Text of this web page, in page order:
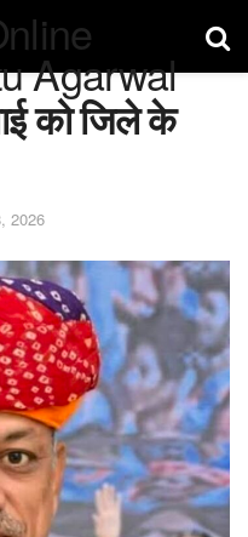
को जिले के
2026